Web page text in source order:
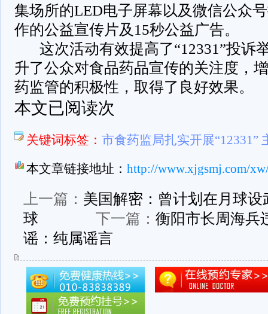
集场所的LED电子屏幕以及微信公众
作的公益宣传片及15秒公益广告。
这次活动有效提高了“12331”投诉
升了公众对食品药品宣传的关注度，
药监管的积极性，取得了良好效果。
本文已阅读次
关键词标签： 市食药监局扎实开展“12331”
本文章链接地址： http://www.xjgsmj.com/
上一篇： 美国解密：曾计划在月球设
球
下一篇： 衡阳市长周海兵
谣：纯属谣言